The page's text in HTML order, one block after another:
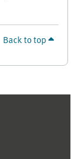
Back to top